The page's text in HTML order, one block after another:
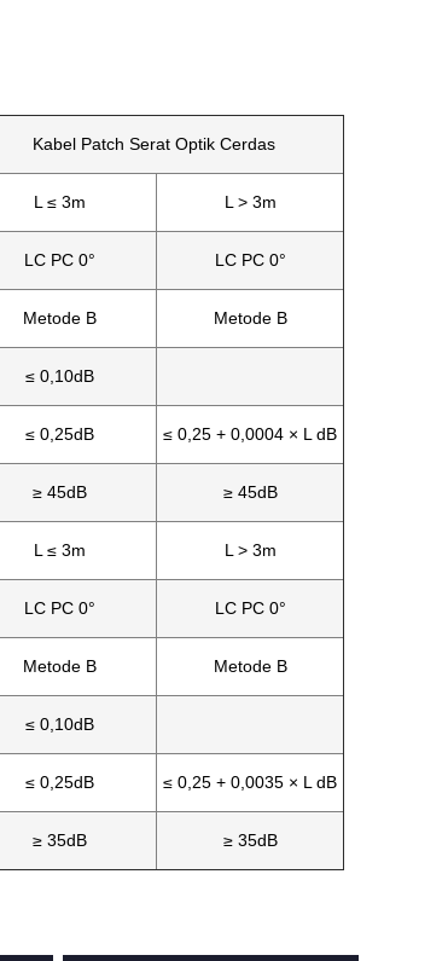
Kabel Patch Serat Optik Cerdas
L ≤ 3m L > 3m
LC PC 0° LC PC 0°
Metode B Metode B
≤ 0,10dB
≤ 0,25dB ≤ 0,25 + 0,0004 × L dB
≥ 45dB ≥ 45dB
L ≤ 3m L > 3m
LC PC 0° LC PC 0°
Metode B Metode B
≤ 0,10dB
≤ 0,25dB ≤ 0,25 + 0,0035 × L dB
≥ 35dB ≥ 35dB